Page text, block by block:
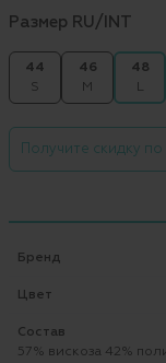
Размер RU/INT
44
S
46
M
48
L
Получите скидку
Бренд
Цвет
Состав
57% вискоза 42%